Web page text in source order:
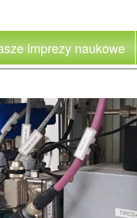
imprezy naukowe